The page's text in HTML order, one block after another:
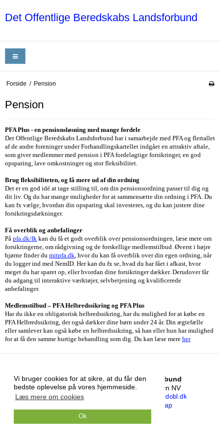
Vi bruger cookies for at sikre, at du får den
bedste oplevelse på vores hjemmeside.
Læs mere om cookies
Ok
Det Offentlige Beredskabs Landsforbund
Forside / Pension
Pension
PFA Plus - en pensionsløsning med mange fordele
Det Offentlige Beredskabs Landsforbund har i samarbejde med PFA og flertallet
af de andre foreninger under Forhandlingskartellet indgået en attraktiv aftale,
som giver medlemmer med pension i PFA fordelagtige forsikringer, en god
opsparing, lave omkostninger og stor fleksibilitet.
Brug fleksibiliteten, og få mere ud af din ordning
Det er en god idé at tage stilling til, om din pensionsordning passer til dig og
dit liv. Og du har mange muligheder for at sammensætte din ordning i PFA. Du
kan fx vælge, hvordan din opsparing skal investeres, og du kan justere dine
forsikringsdækninger.
Få overblik og anbefalinger
På pfa.dk/fk kan du få et godt overblik over pensionsordningen, læse mere om
forsikringerne, om rådgivning og de forskellige medlemstilbud. Øverst i højre
hjørne finder du mitpfa.dk, hvor du kan få overblik over din egen ordning, når
du logger ind med NemID. Her kan du fx se, hvad du har fået i afkast, hvor
meget du har sparet op, eller hvordan dine forsikringer dækker. Derudover får
du adgang til interaktive værktøjer, selvbetjening og kvalificerede
anbefalinger.
Medlemstilbud – PFA Helbredssikring og PFA Plus
Har du ikke en obligatorisk helbredssikring, har du mulighed for at købe en
PFA Helbredssikring, der også dækker dine børn under 24 år. Din ægtefælle
eller samlever kan også købe en helbredssikring, så han eller hun har mulighed
for at få den samme hurtige behandling som dig. Du kan læse mere her
Det Offentlige Beredskabs Landsforbund
Svanevej 22, 2. sal
2400 København NV
Telefonnr.: 98 97 16 00
Sitemap